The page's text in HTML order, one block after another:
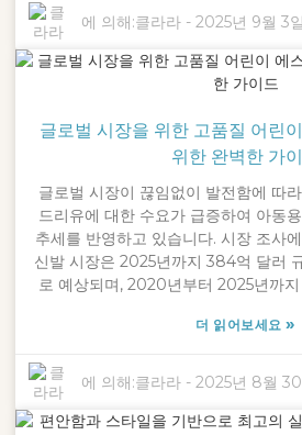
니라 실용적인 필요도 충족하는 샌들
중요한지 잘 알고 있습니다. 점점 더 많
안한 신발을 갈망하고 있으므로, 시간
펴보는 것이 좋습니다. 캐주얼하게 외
용 샌들을 고르는 데 도움이 되는 편리
니다. 쉽고 재미있으며, 여러분을 위해
에 의해:클라라 -2025년 9월 3일
글로벌 시장을 위한 고품질 어린
위한 완벽한 가
글로벌 시장이 끊임없이 발전함에 따
드리유에 대한 수요가 급증하여 아동
추세를 반영하고 있습니다. 시장 조사
신발 시장은 2025년까지 384억 달러
로 예상되며, 2020년부터 2025년까지
안하며 지속 가능한 아동 패션에 대한
Crossleap Co., Ltd.)은 "세상을 누
world)"라는 기업 이념에 부합하는 고
해 이러한 추세를 적극적으로 수용해
더 읽어보세요»
에 의해:클라라 -2025년 8월